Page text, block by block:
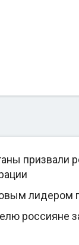
призвали
лидером
россияне